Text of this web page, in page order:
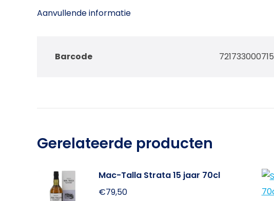
Aanvullende informatie
Barcode 721733000715
Gerelateerde producten
Mac-Talla Strata 15 jaar 70cl
€79,50